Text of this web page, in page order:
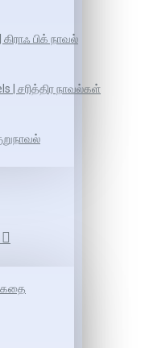
பிக் நாவல்
| சரித்திர நாவல்கள்